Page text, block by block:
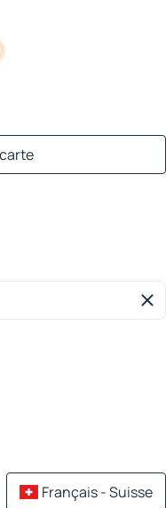
Français - Suisse